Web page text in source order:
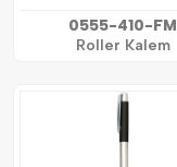
0555-410-FM
Roller Kalem